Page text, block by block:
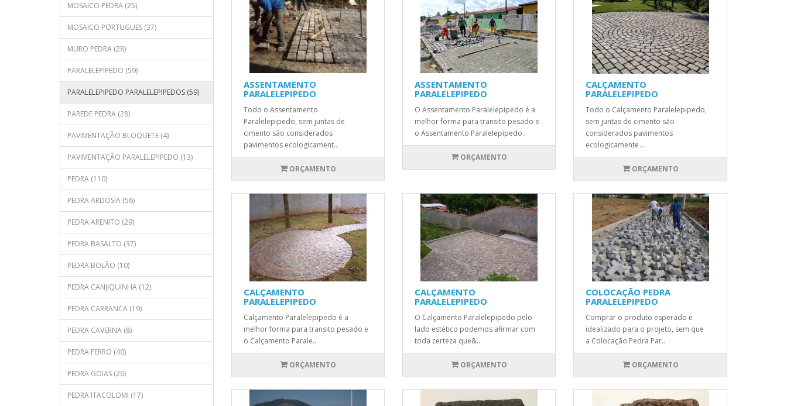
MOSAICO PEDRA (25)
MOSAICO PORTUGUES (37)
MURO PEDRA (28)
PARALELEPIPEDO (59)
PARALELEPIPEDO PARALELEPIPEDOS (59)
PAREDE PEDRA (28)
PAVIMENTAÇÃO BLOQUETE (4)
PAVIMENTAÇÃO PARALELEPIPEDO (13)
PEDRA (110)
PEDRA ARDOSIA (56)
PEDRA ARENITO (29)
PEDRA BASALTO (37)
PEDRA BOLÃO (10)
PEDRA CANJIQUINHA (12)
PEDRA CARRANCA (19)
PEDRA CAVERNA (8)
PEDRA FERRO (40)
PEDRA GOIAS (26)
PEDRA ITACOLOMI (17)
ASSENTAMENTO
PARALELEPIPEDO
Todo o Assentamento
Paralelepipedo, sem juntas de
cimento são considerados
pavimentos ecologicament..
ORÇAMENTO
ASSENTAMENTO
PARALELEPIPEDO
O Assentamento Paralelepipedo é a
melhor forma para transito pesado e
o Assentamento Paralelepipedo..
ORÇAMENTO
CALÇAMENTO
PARALELEPIPEDO
Todo o Calçamento Paralelepipedo,
sem juntas de cimento são
considerados pavimentos
ecologicamente ..
ORÇAMENTO
CALÇAMENTO
PARALELEPIPEDO
Calçamento Paralelepipedo é a
melhor forma para transito pesado e
o Calçamento Parale..
ORÇAMENTO
CALÇAMENTO
PARALELEPIPEDO
O Calçamento Paralelepipedo pelo
lado estético podemos afirmar com
toda certeza que&..
ORÇAMENTO
COLOCAÇÃO PEDRA
PARALELEPIPEDO
Comprar o produto esperado e
idealizado para o projeto, sem que
a Colocação Pedra Par..
ORÇAMENTO